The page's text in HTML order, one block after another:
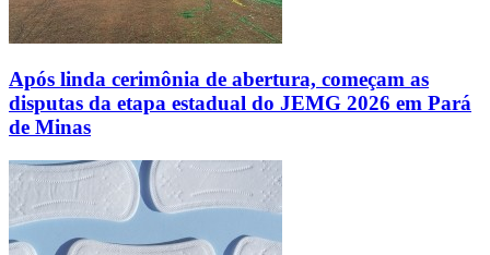
Após linda cerimônia de abertura, começam as
disputas da etapa estadual do JEMG 2026 em Pará
de Minas